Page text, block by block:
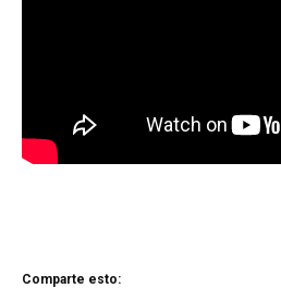
Comparte esto: